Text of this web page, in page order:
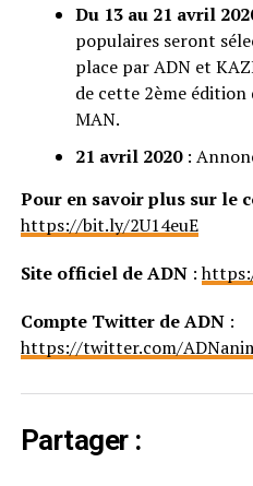
Du 13 au 21 avril
populaires seront
place par ADN et
de cette 2ème édition
MAN.
21 avril 2020 :
Pour en savoir plus sur le
https://bit.ly/2U14euE
Site officiel de ADN:
Compte Twitter de ADN:
https://twitter.com/
Partager :